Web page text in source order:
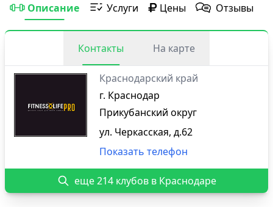
Описание Услуги Цены Отзывы
Контакты На карте
Краснодарский край
г. Краснодар
Прикубанский округ
ул. Черкасская, д.62
Показать телефон
еще 214 клубов в Краснодаре